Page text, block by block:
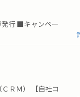
行 ■キャンペー
ＲＭ） 【自社コ